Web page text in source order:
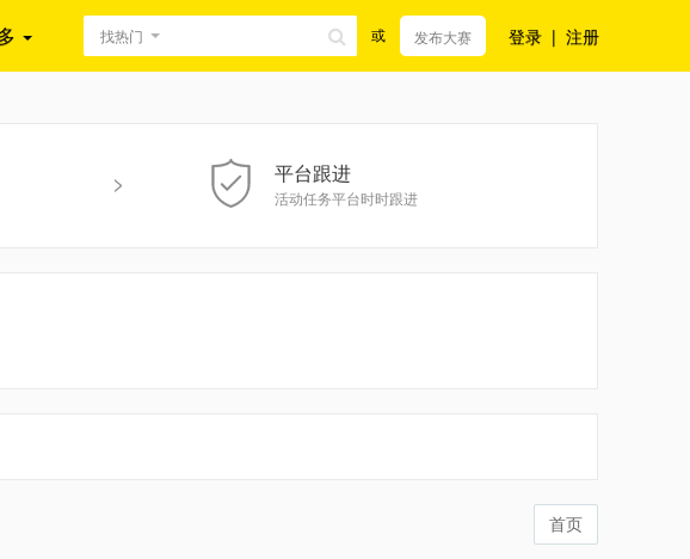
找热门 或 发布大赛 登录 | 注册
> 平台跟进
活动任务平台时时跟进
首页